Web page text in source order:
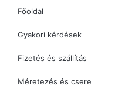
o
m
Főoldal
Gyakori kérdések
Fizetés és szállítás
Méretezés és csere